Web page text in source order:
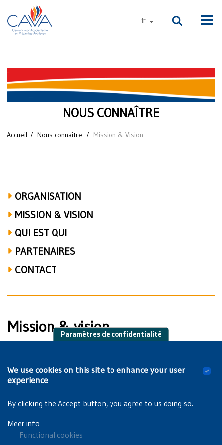
Aller au contenu principal
fr autres langues
Mission
&
NOUS CONNAÎTRE
Vous êtes ici
Accueil Nous connaître Mission & Vision
ORGANISATION
MISSION & VISION
QUI EST QUI
PARTENAIRES
CONTACT
Mission & vision
prochainement. Veuillez consulterla version
néerlandaise
Paramètres de confidentialité
We use cookies on this site to enhance your user
experience
By clicking the Accept button, you agree to us doing so.
Meer info
Functional cookies